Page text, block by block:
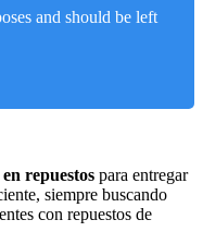
and should be left
repuestos para entregar
siempre buscando
con repuestos de